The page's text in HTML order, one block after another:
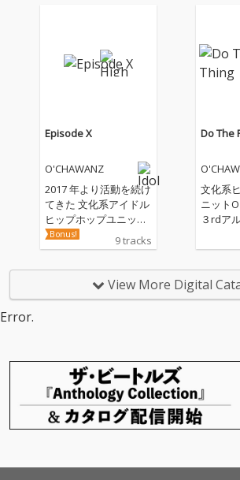
「いち
え、サ
「りる
「
S」「
て、数
で培っ
存分に
成。ラ
る。 ラッパー、声優と
Rを迎
NZ 初の
多く含
ム「
け、こ
る様な
Episode X
O'CHAWANZ
2017 年より活動を続け
てきた 文化系アイドル
ヒップホップユニット
O’CHAWANZ 1st Gene
ration のラストアルバ
に完成！！メンバーの
「しゅがーしゅらら」
ルバム「EPISODE V」
「MELLOW MADNES
S」「Do The Right Thi
ng」の楽曲制作、そし
て、数々のライブ活動
Bonus! 9 tracks
Do The
文化系
ニット
３rdア
Right
レヴェ
急事態
ワンマ
のニュ
The
リース。 昨年クラ
ファン
し制作
View More Digital
Error.